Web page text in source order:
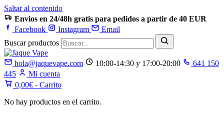
Saltar al contenido
Envios en 24/48h gratis para pedidos a partir de 40 EUR
Facebook
Instagram
Email
Buscar productos
hola@jaquevape.com 10:00-14:30 y 17:00-20:00
641 150
445
Mi cuenta
0,00€ - Carrito
No hay productos en el carrito.